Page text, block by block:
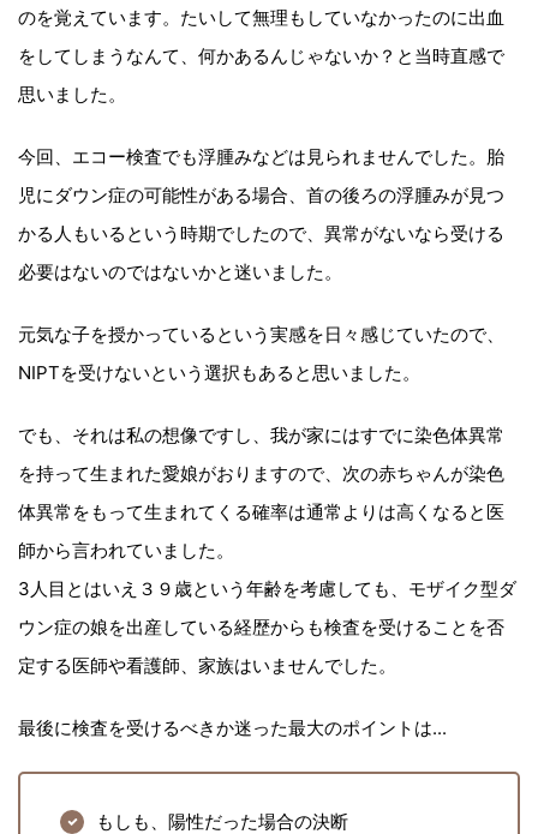
のを覚えています。たいして無理もしていなかったのに出血
をしてしまうなんて、何かあるんじゃないか？と当時直感で
思いました。
今回、エコー検査でも浮腫みなどは見られませんでした。胎
児にダウン症の可能性がある場合、首の後ろの浮腫みが見つ
かる人もいるという時期でしたので、異常がないなら受ける
必要はないのではないかと迷いました。
元気な子を授かっているという実感を日々感じていたので、
NIPTを受けないという選択もあると思いました。
でも、それは私の想像ですし、我が家にはすでに染色体異常
を持って生まれた愛娘がおりますので、次の赤ちゃんが染色
体異常をもって生まれてくる確率は通常よりは高くなると医
師から言われていました。
3人目とはいえ３９歳という年齢を考慮しても、モザイク型ダ
ウン症の娘を出産している経歴からも検査を受けることを否
定する医師や看護師、家族はいませんでした。
最後に検査を受けるべきか迷った最大のポイントは...
もしも、陽性だった場合の決断